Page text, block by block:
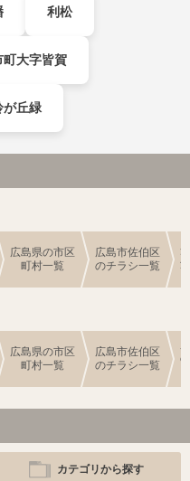
利松
町大字皆賀
が丘緑
広島県の市区
町村一覧
広島市佐伯区
のチラシ一覧
広島県の市区
町村一覧
広島市佐伯区
のチラシ一覧
カテゴリから探す